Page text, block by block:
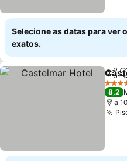
Selecione as datas para ver
exatos.
4
8,2
a